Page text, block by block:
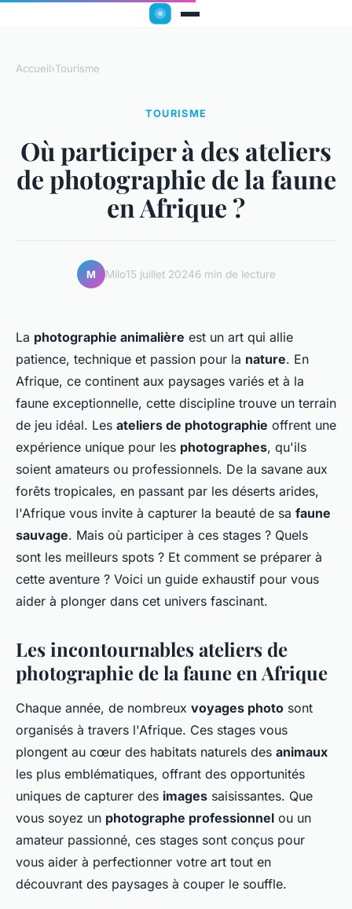
Accueil›Tourisme
TOURISME
Où participer à des ateliers
de photographie de la faune
en Afrique ?
M Milo15 juillet 20246 min de lecture
La photographie animalière est un art qui allie
patience, technique et passion pour la nature. En
Afrique, ce continent aux paysages variés et à la
faune exceptionnelle, cette discipline trouve un terrain
de jeu idéal. Les ateliers de photographie offrent une
expérience unique pour les photographes, qu'ils
soient amateurs ou professionnels. De la savane aux
forêts tropicales, en passant par les déserts arides,
l'Afrique vous invite à capturer la beauté de sa faune
sauvage. Mais où participer à ces stages ? Quels
sont les meilleurs spots ? Et comment se préparer à
cette aventure ? Voici un guide exhaustif pour vous
aider à plonger dans cet univers fascinant.
Les incontournables ateliers de
photographie de la faune en Afrique
Chaque année, de nombreux voyages photo sont
organisés à travers l'Afrique. Ces stages vous
plongent au cœur des habitats naturels des animaux
les plus emblématiques, offrant des opportunités
uniques de capturer des images saisissantes. Que
vous soyez un photographe professionnel ou un
amateur passionné, ces stages sont conçus pour
vous aider à perfectionner votre art tout en
découvrant des paysages à couper le souffle.